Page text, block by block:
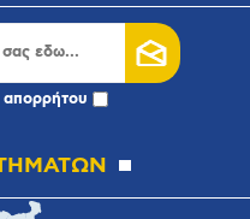
απορρήτου